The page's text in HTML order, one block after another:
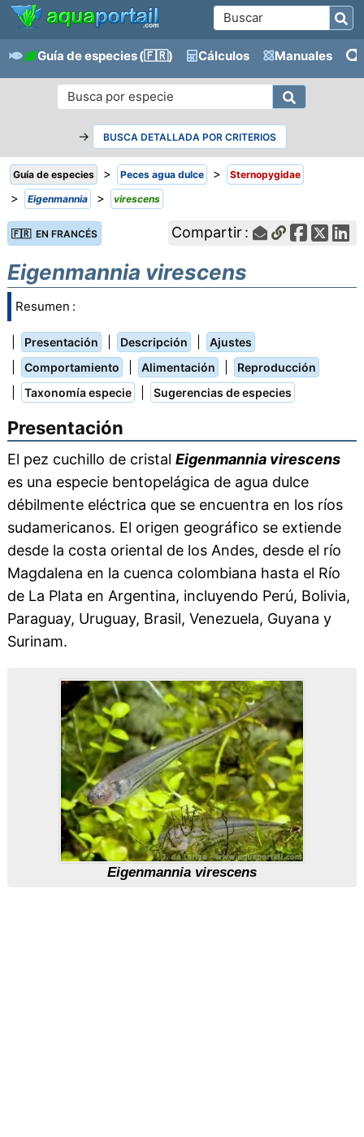
Guía de especies(🇫🇷) Cálculos Manuales
→ BUSCA DETALLADA POR CRITERIOS
Guía de especies > Peces agua dulce > Sternopygidae
> Eigenmannia > virescens
🇫🇷 EN FRANCÉS Compartir :
Eigenmannia virescens
Resumen :
Presentación Descripción Ajustes
Comportamiento Alimentación Reproducción
Taxonomía especie Sugerencias de especies
Presentación
El pez cuchillo de cristal Eigenmannia virescens
es una especie bentopelágica de agua dulce
débilmente eléctrica que se encuentra en los ríos
sudamericanos. El origen geográfico se extiende
desde la costa oriental de los Andes, desde el río
Magdalena en la cuenca colombiana hasta el Río
de La Plata en Argentina, incluyendo Perú, Bolivia,
Paraguay, Uruguay, Brasil, Venezuela, Guyana y
Surinam.
Eigenmannia virescens